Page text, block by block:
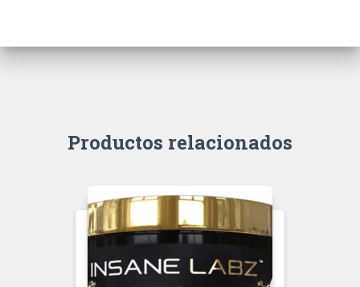
Productos relacionados